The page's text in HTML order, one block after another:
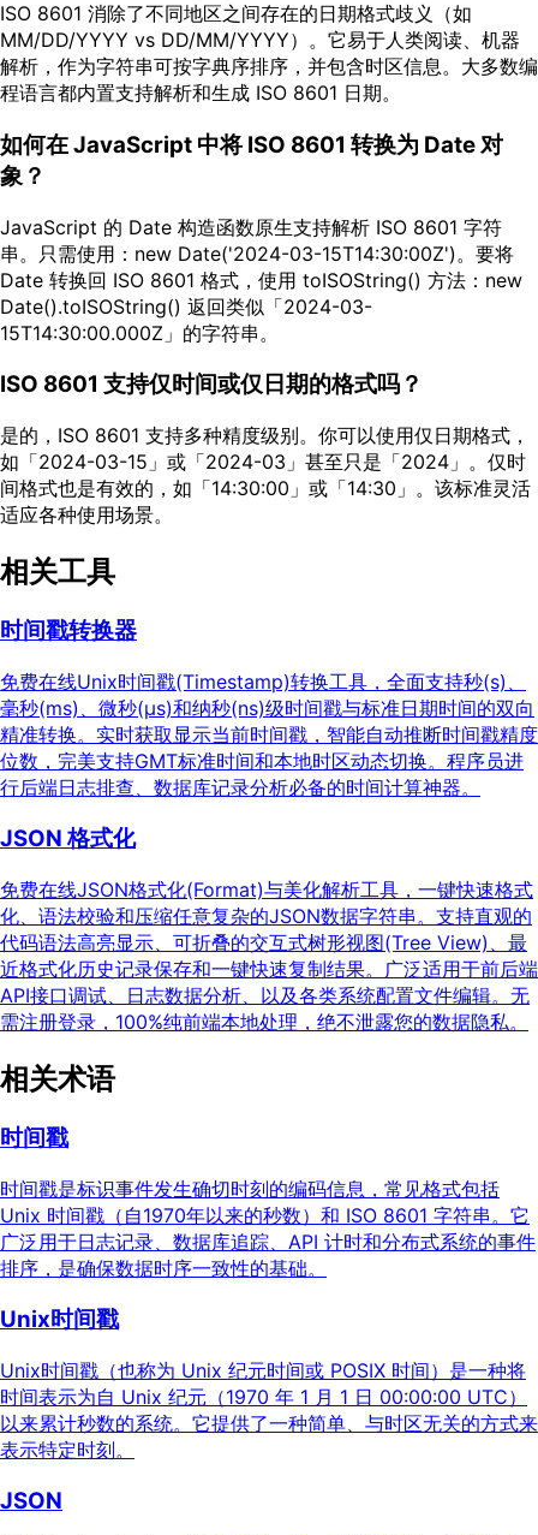
ISO 8601 消除了不同地区之间存在的日期格式歧义（如
MM/DD/YYYY vs DD/MM/YYYY）。它易于人类阅读、机器
解析，作为字符串可按字典序排序，并包含时区信息。大多数编
程语言都内置支持解析和生成 ISO 8601 日期。
如何在 JavaScript 中将 ISO 8601 转换为 Date 对
象？
JavaScript 的 Date 构造函数原生支持解析 ISO 8601 字符
串。只需使用：new Date('2024-03-15T14:30:00Z')。要将
Date 转换回 ISO 8601 格式，使用 toISOString() 方法：new
Date().toISOString() 返回类似「2024-03-
15T14:30:00.000Z」的字符串。
ISO 8601 支持仅时间或仅日期的格式吗？
是的，ISO 8601 支持多种精度级别。你可以使用仅日期格式，
如「2024-03-15」或「2024-03」甚至只是「2024」。仅时
间格式也是有效的，如「14:30:00」或「14:30」。该标准灵活
适应各种使用场景。
相关工具
时间戳转换器
免费在线Unix时间戳(Timestamp)转换工具，全面支持秒(s)、
毫秒(ms)、微秒(μs)和纳秒(ns)级时间戳与标准日期时间的双向
精准转换。实时获取显示当前时间戳，智能自动推断时间戳精度
位数，完美支持GMT标准时间和本地时区动态切换。程序员进
行后端日志排查、数据库记录分析必备的时间计算神器。
JSON 格式化
免费在线JSON格式化(Format)与美化解析工具，一键快速格式
化、语法校验和压缩任意复杂的JSON数据字符串。支持直观的
代码语法高亮显示、可折叠的交互式树形视图(Tree View)、最
近格式化历史记录保存和一键快速复制结果。广泛适用于前后端
API接口调试、日志数据分析、以及各类系统配置文件编辑。无
需注册登录，100%纯前端本地处理，绝不泄露您的数据隐私。
相关术语
时间戳
时间戳是标识事件发生确切时刻的编码信息，常见格式包括
Unix 时间戳（自1970年以来的秒数）和 ISO 8601 字符串。它
广泛用于日志记录、数据库追踪、API 计时和分布式系统的事件
排序，是确保数据时序一致性的基础。
Unix时间戳
Unix时间戳（也称为 Unix 纪元时间或 POSIX 时间）是一种将
时间表示为自 Unix 纪元（1970 年 1 月 1 日 00:00:00 UTC）
以来累计秒数的系统。它提供了一种简单、与时区无关的方式来
表示特定时刻。
JSON